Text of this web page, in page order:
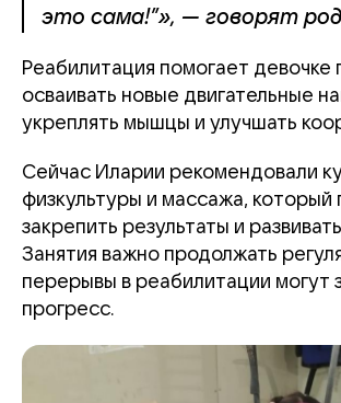
это сама!”», — говорят
Реабилитация помогает девочке
осваивать новые двигательные
укреплять мышцы и улучшать
Сейчас Иларии рекомендовали
физкультуры и массажа, который
закрепить результаты и
Занятия важно продолжать
перерывы в реабилитации могут
прогресс.